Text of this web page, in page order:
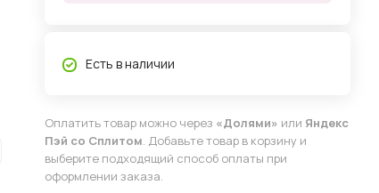
Есть в наличии
Оплатить товар можно через «Долями» или Яндекс
Пэй со Сплитом. Добавьте товар в корзину и
выберите подходящий способ оплаты при
оформлении заказа.